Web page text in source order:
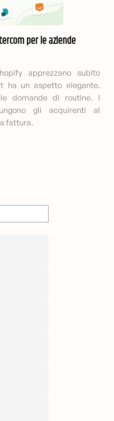
per le aziende
apprezzano subito
ha un aspetto elegante.
domande di routine. I
gli acquirenti al
fattura.